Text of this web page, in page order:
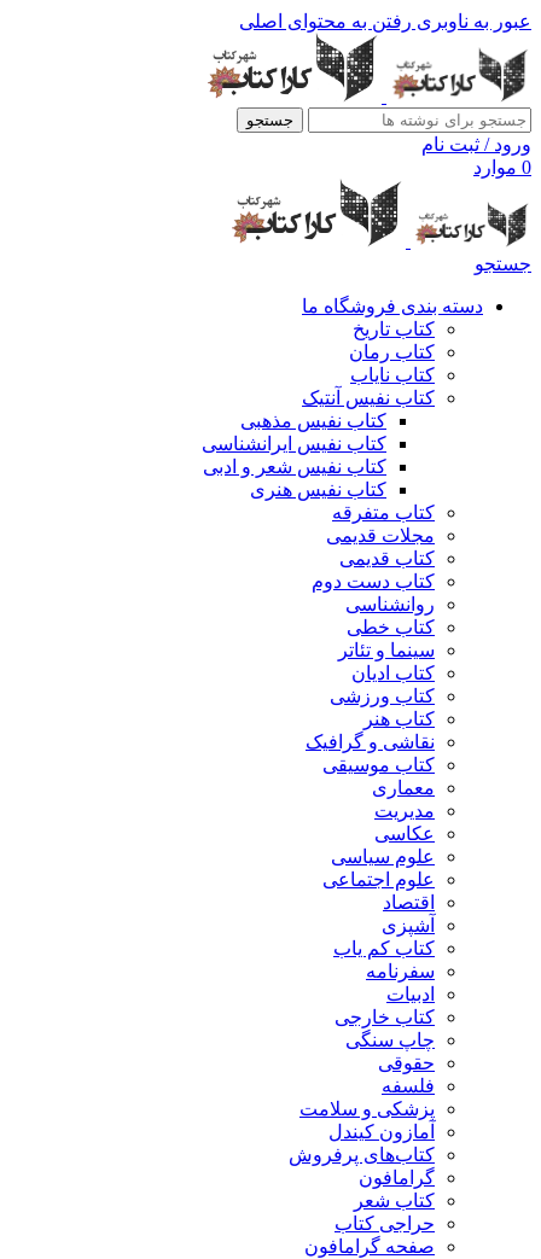
عبور به ناوبری رفتن به محتوای اصلی
جستجو
ورود / ثبت نام
0 موارد
جستجو
دسته بندی فروشگاه ما
کتاب تاریخ
کتاب رمان
کتاب نایاب
کتاب نفیس آنتیک
کتاب نفیس مذهبی
کتاب نفیس ایرانشناسی
کتاب نفیس شعر و ادبی
کتاب نفیس هنری
کتاب متفرقه
مجلات قدیمی
کتاب قدیمی
کتاب دست دوم
روانشناسی
کتاب خطی
سینما و تئاتر
کتاب ادیان
کتاب ورزشی
کتاب هنر
نقاشی و گرافیک
کتاب موسیقی
معماری
مدیریت
عکاسی
علوم سیاسی
علوم اجتماعی
اقتصاد
آشپزی
کتاب کم یاب
سفرنامه
ادبیات
کتاب خارجی
چاپ سنگی
حقوقی
فلسفه
پزشکی و سلامت
آمازون کیندل
کتاب‌های پرفروش
گرامافون
کتاب شعر
حراجی کتاب
صفحه گرامافون